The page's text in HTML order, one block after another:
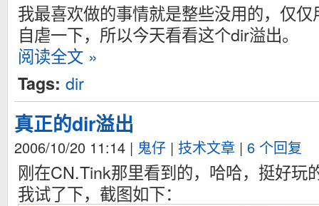
我最喜欢做的事情就是整些没用的，仅
自虐一下，所以今天看看这个dir溢出。
阅读全文 »
Tags: dir
真正的dir溢出
2006/10/20 11:14 | 鬼仔 | 技术文章 | 6 个回复
刚在CN.Tink那里看到的，哈哈，挺好玩
我试了下，截图如下：